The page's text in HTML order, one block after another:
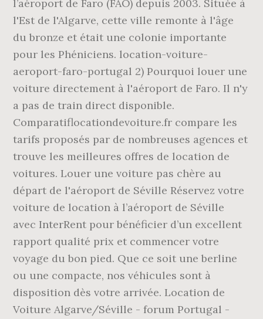
l’aéroport de Faro (FAO) depuis 2003. Située à
l'Est de l'Algarve, cette ville remonte à l'âge
du bronze et était une colonie importante
pour les Phéniciens. location-voiture-
aeroport-faro-portugal 2) Pourquoi louer une
voiture directement à l'aéroport de Faro. Il n'y
a pas de train direct disponible.
Comparatiflocationdevoiture.fr compare les
tarifs proposés par de nombreuses agences et
trouve les meilleures offres de location de
voitures. Louer une voiture pas chère au
départ de l'aéroport de Séville Réservez votre
voiture de location à l’aéroport de Séville
avec InterRent pour bénéficier d’un excellent
rapport qualité prix et commencer votre
voyage du bon pied. Que ce soit une berline
ou une compacte, nos véhicules sont à
disposition dès votre arrivée. Location de
Voiture Algarve/Séville - forum Portugal -